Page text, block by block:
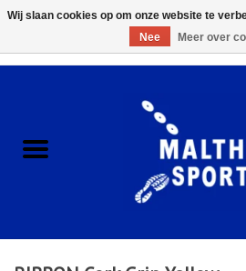
ACCESSOIRES/HARDWARE
KLEDING
Wij slaan cookies op om onze website te
Nee
Meer over